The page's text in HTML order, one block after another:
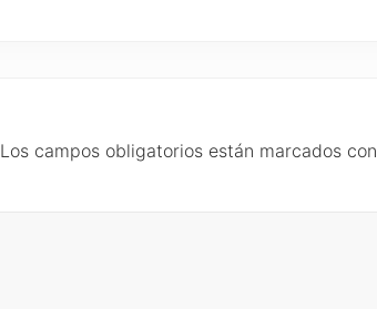
Los campos obligatorios están marcados con